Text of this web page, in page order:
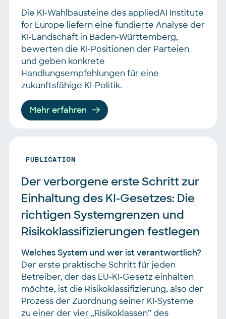
Die KI-Wahlbausteine des appliedAI Institute
for Europe liefern eine fundierte Analyse der
KI-Landschaft in Baden-Württemberg,
bewerten die KI-Positionen der Parteien
und geben konkrete
Handlungsempfehlungen für eine
zukunftsfähige KI-Politik.
Mehr erfahren
PUBLICATION
Der verborgene erste Schritt zur
Einhaltung des KI-Gesetzes: Die
richtigen Systemgrenzen und
Risikoklassifizierungen festlegen
Welches System und wer ist verantwortlich?
Der erste praktische Schritt für jeden
Betreiber, der das EU-KI-Gesetz einhalten
möchte, ist die Risikoklassifizierung, also der
Prozess der Zuordnung seiner KI-Systeme
zu einer der vier „Risikoklassen” des